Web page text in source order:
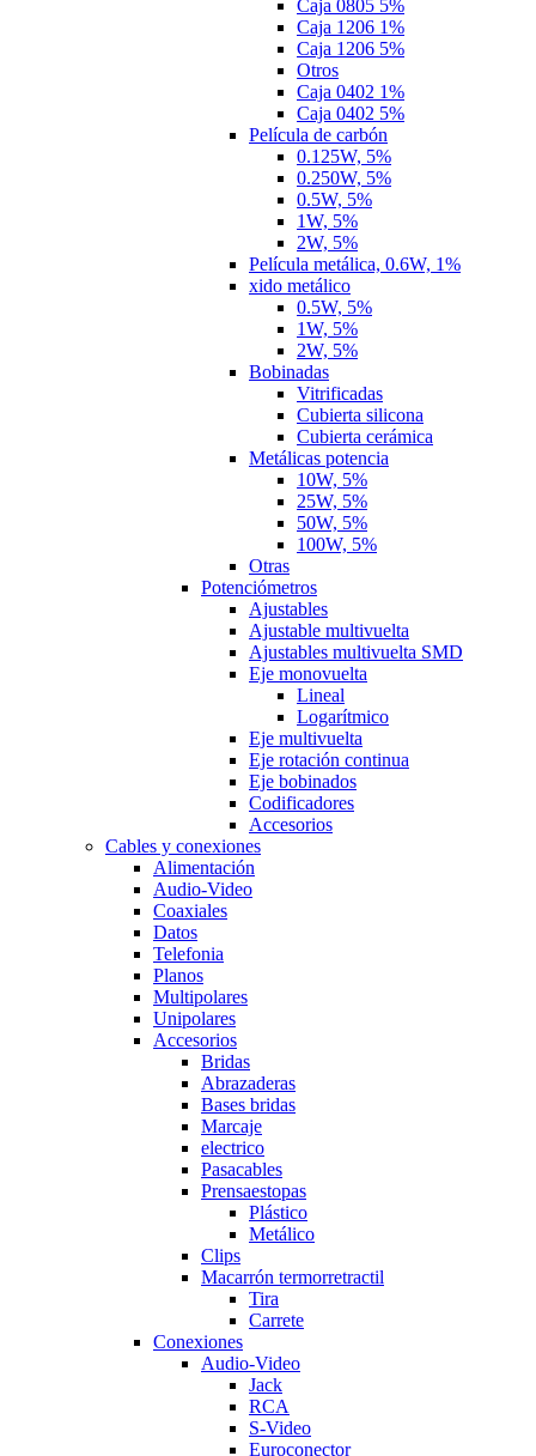
Caja 0805 5%
Caja 1206 1%
Caja 1206 5%
Otros
Caja 0402 1%
Caja 0402 5%
Película de carbón
0.125W, 5%
0.250W, 5%
0.5W, 5%
1W, 5%
2W, 5%
Película metálica, 0.6W, 1%
xido metálico
0.5W, 5%
1W, 5%
2W, 5%
Bobinadas
Vitrificadas
Cubierta silicona
Cubierta cerámica
Metálicas potencia
10W, 5%
25W, 5%
50W, 5%
100W, 5%
Otras
Potenciómetros
Ajustables
Ajustable multivuelta
Ajustables multivuelta SMD
Eje monovuelta
Lineal
Logarítmico
Eje multivuelta
Eje rotación continua
Eje bobinados
Codificadores
Accesorios
Cables y conexiones
Alimentación
Audio-Video
Coaxiales
Datos
Telefonia
Planos
Multipolares
Unipolares
Accesorios
Bridas
Abrazaderas
Bases bridas
Marcaje
electrico
Pasacables
Prensaestopas
Plástico
Metálico
Clips
Macarrón termorretractil
Tira
Carrete
Conexiones
Audio-Video
Jack
RCA
S-Video
Euroconector